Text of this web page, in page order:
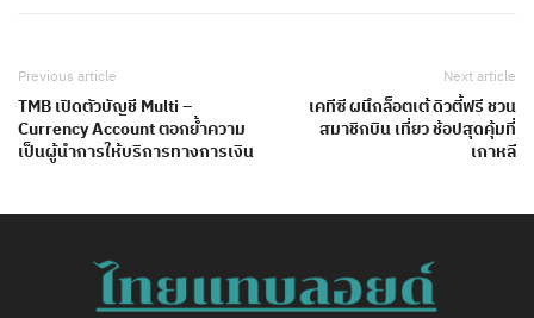
Previous article
TMB เปิดตัวบัญชี Multi –
Currency Account ตอกย้ำความ
เป็นผู้นำการให้บริการทางการเงิน
Next article
เคทีซี ผนึกล็อตเต้ ดิวตี้ฟรี ชวน
สมาชิกบิน เที่ยว ช้อปสุดคุ้มที่
เกาหลี